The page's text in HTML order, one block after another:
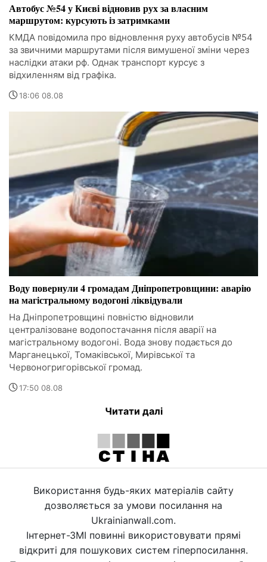
Автобус №54 у Києві відновив рух за власним
маршрутом: курсують із затримками
КМДА повідомила про відновлення руху автобусів №54
за звичними маршрутами після вимушеної зміни через
наслідки атаки рф. Однак транспорт курсує з
відхиленням від графіка.
18:06 08.08
Воду повернули 4 громадам Дніпропетровщини: аварію
на магістральному водогоні ліквідували
На Дніпропетровщині повністю відновили
централізоване водопостачання після аварії на
магістральному водогоні. Вода знову подається до
Марганецької, Томаківської, Мирівської та
Червоногригорівської громад.
17:50 08.08
Читати далі
Використання будь-яких матеріалів сайту
дозволяється за умови посилання на
Ukrainianwall.com.
Інтернет-ЗМІ повинні використовувати прямі
відкриті для пошукових систем гіперпосилання.